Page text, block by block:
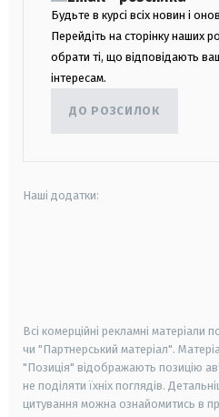
Будьте в курсі всіх новин і
Перейдіть на сторінку наших
обрати ті, що відповідають
інтересам.
ДО РОЗСИЛОК
Наші додатки:
Всі комерційні рекламні матеріали
чи "Партнерський матеріал".
"Позиція" відображають позицію
не поділяти їхніх поглядів.
цитування можна ознайомитись в